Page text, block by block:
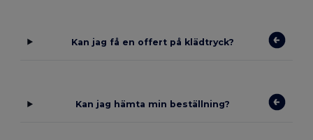
Kan jag få en offert på klädtryck?
Kan jag hämta min beställning?